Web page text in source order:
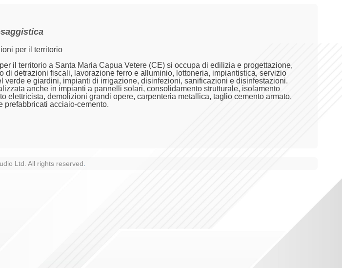
per il territorio
il territorio a Santa Maria Capua Vetere (CE) si occupa di edilizia e progettazione,
di detrazioni fiscali, lavorazione ferro e alluminio, lottoneria, impiantistica, servizio
verde e giardini, impianti di irrigazione, disinfezioni, sanificazioni e disinfestazioni.
anche in impianti a pannelli solari, consolidamento strutturale, isolamento
elettricista, demolizioni grandi opere, carpenteria metallica, taglio cemento armato,
prefabbricati acciaio-cemento.
Ltd. All rights reserved